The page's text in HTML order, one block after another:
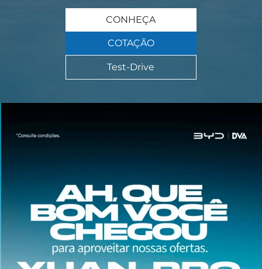
CONHEÇA
COTAÇÃO
Test-Drive